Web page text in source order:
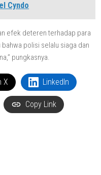
Cyndo
efek deteren terhadap para
polisi selalu siaga dan
pungkasnya.
X LinkedIn
Copy Link